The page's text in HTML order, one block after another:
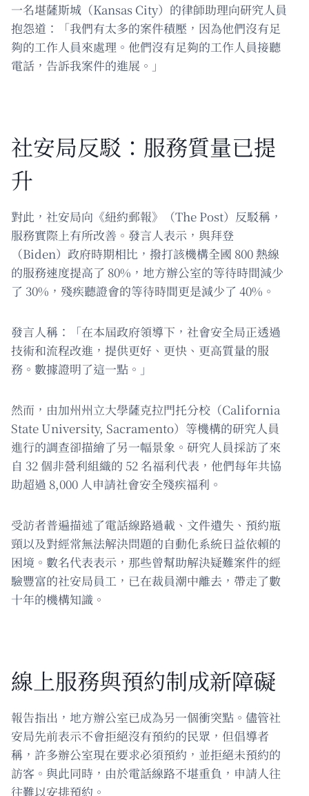
一名堪薩斯城（Kansas City）的律師助理向研究人員
抱怨道：「我們有太多的案件積壓，因為他們沒有足
夠的工作人員來處理。他們沒有足夠的工作人員接聽
電話，告訴我案件的進展。」
社安局反駁：服務質量已提
升
對此，社安局向《紐約郵報》（The Post）反駁稱，
服務實際上有所改善。發言人表示，與拜登
（Biden）政府時期相比，撥打該機構全國 800 熱線
的服務速度提高了 80%，地方辦公室的等待時間減少
了 30%，殘疾聽證會的等待時間更是減少了 40%。
發言人稱：「在本屆政府領導下，社會安全局正透過
技術和流程改進，提供更好、更快、更高質量的服
務。數據證明了這一點。」
然而，由加州州立大學薩克拉門托分校（California
State University, Sacramento）等機構的研究人員
進行的調查卻描繪了另一幅景象。研究人員採訪了來
自 32 個非營利組織的 52 名福利代表，他們每年共協
助超過 8,000 人申請社會安全殘疾福利。
受訪者普遍描述了電話線路過載、文件遺失、預約瓶
頸以及對經常無法解決問題的自動化系統日益依賴的
困境。數名代表表示，那些曾幫助解決疑難案件的經
驗豐富的社安局員工，已在裁員潮中離去，帶走了數
十年的機構知識。
線上服務與預約制成新障礙
報告指出，地方辦公室已成為另一個衝突點。儘管社
安局先前表示不會拒絕沒有預約的民眾，但倡導者
稱，許多辦公室現在要求必須預約，並拒絕未預約的
訪客。與此同時，由於電話線路不堪重負，申請人往
往難以安排預約。